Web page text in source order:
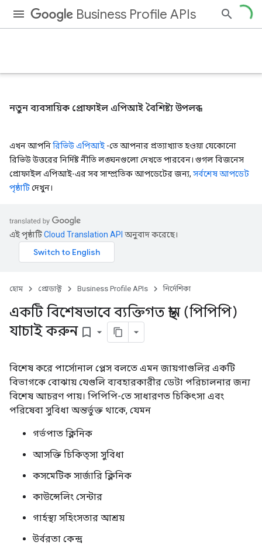
Business Profile APIs
নতুন ব্যবসায়িক প্রোফাইল এপিআই বৈশিষ্ট্য উপলব্ধ
এখন আপনিরিভিউ এপিআই -তে আপনার প্রত্যাখ্যাত হওয়া যেকোনো
রিভিউ উত্তরের নির্দিষ্ট নীতি লঙ্ঘনগুলো দেখতে পারবেন। গুগল বিজনেস
প্রোফাইল এপিআই-এর সব সাম্প্রতিক আপডেটের জন্য, সর্বশেষ আপডেট
পৃষ্ঠাটিদেখুন।
এই পৃষ্ঠাটিCloud Translation API অনুবাদ করেছে।
হোম প্রোডাক্ট Business Profile APIs নির্দেশিকা
একটি বিশেষভাবে ব্যক্তিগত স্থান (পিপিপি)
যাচাই করুন bookmark_border
বিশেষ করে পার্সোনাল প্লেস বলতে এমন জায়গাগুলির একটি
বিভাগকে বোঝায় যেগুলি ব্যবহারকারীর ডেটা পরিচালনার জন্য
বিশেষ আচরণ পায়। পিপিপি-তে সাধারণত চিকিৎসা এবং
পরিষেবা সুবিধা অন্তর্ভুক্ত থাকে, যেমন
গর্ভপাত ক্লিনিক
আসক্তি চিকিত্সা সুবিধা
কসমেটিক সার্জারি ক্লিনিক
কাউন্সেলিং সেন্টার
গার্হস্থ্য সহিংসতার আশ্রয়
উর্বরতা কেন্দ্র